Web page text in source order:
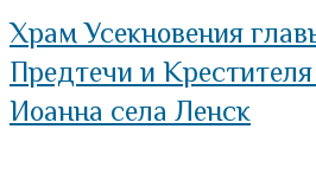
Храм Усекновения
Предтечи и
Иоанна села Ленск